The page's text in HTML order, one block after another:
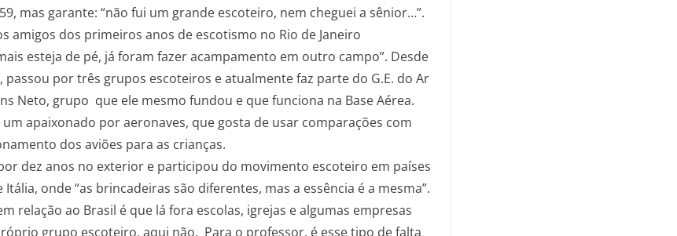
mas garante: “não fui um grande escoteiro, nem cheguei a sênior…”.
amigos dos primeiros anos de escotismo no Rio de Janeiro
esteja de pé, já foram fazer acampamento em outro campo”. Desde
passou por três grupos escoteiros e atualmente faz parte do G.E. do Ar
Neto, grupo que ele mesmo fundou e que funciona na Base Aérea.
apaixonado por aeronaves, que gosta de usar comparações com
dos aviões para as crianças.
dez anos no exterior e participou do movimento escoteiro em países
onde “as brincadeiras são diferentes, mas a essência é a mesma”.
relação ao Brasil é que lá fora escolas, igrejas e algumas empresas
grupo escoteiro, aqui não. Para o professor, é esse tipo de falta